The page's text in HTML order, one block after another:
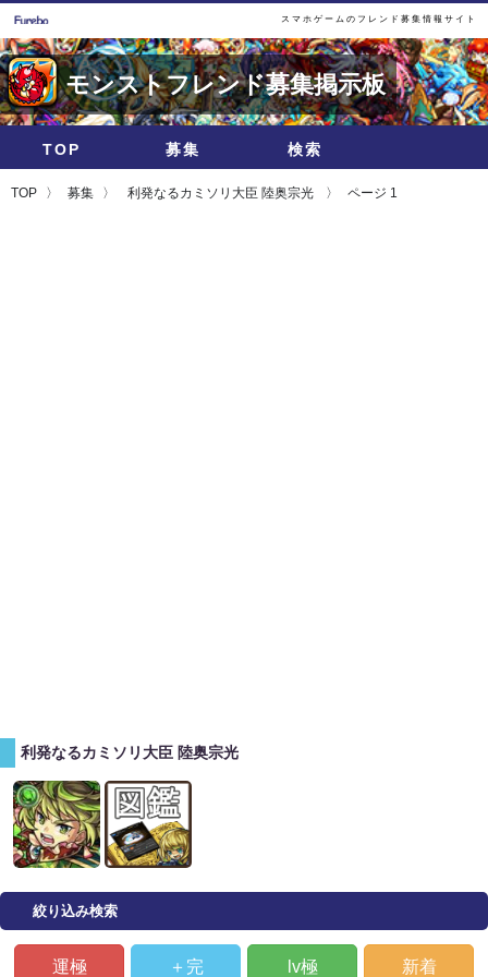
スマホゲームのフレンド募集情報サイト
モンストフレンド募集掲示板
TOP 募集 検索
TOP 募集 利発なるカミソリ大臣 陸奥宗光 ページ 1
利発なるカミソリ大臣 陸奥宗光
絞り込み検索
運極 ＋完 lv極 新着